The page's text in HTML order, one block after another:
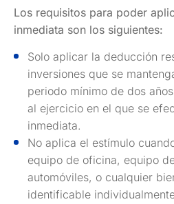
Los requisitos para poder
inmediata son los siguientes:
Solo aplicar la deducción
inversiones que se
periodo mínimo de dos
al ejercicio en el que se
inmediata.
No aplica el estímulo
equipo de oficina, equipo
automóviles, o cualquier
identificable